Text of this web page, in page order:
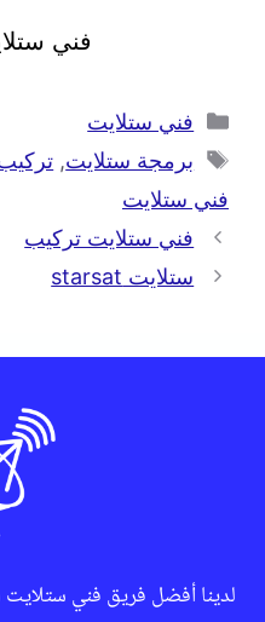
فني
فني ستلايت
برمجة ستلايت,
فني ستلايت
فني ستلايت تركيب
ستلايت starsat
لدينا أفضل فريق فني